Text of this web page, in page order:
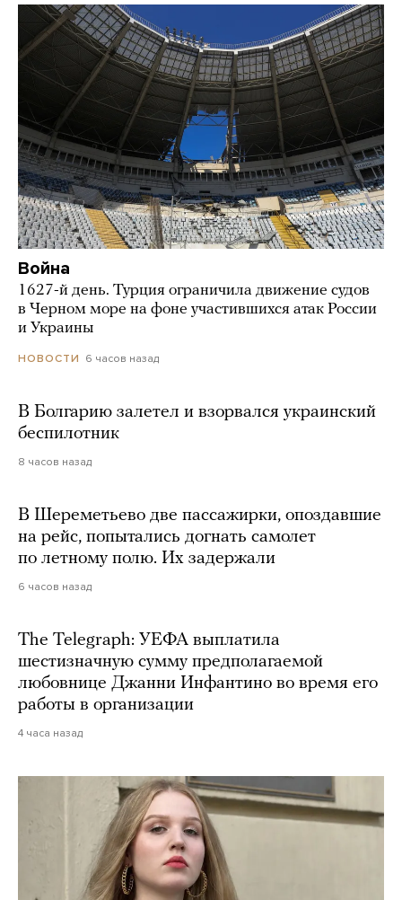
Война
1627-й день. Турция ограничила движение судов
в Черном море на фоне участившихся атак России
и Украины
НОВОСТИ 6 часов назад
В Болгарию залетел и взорвался украинский
беспилотник
8 часов назад
В Шереметьево две пассажирки, опоздавшие
на рейс, попытались догнать самолет
по летному полю. Их задержали
6 часов назад
The Telegraph: УЕФА выплатила
шестизначную сумму предполагаемой
любовнице Джанни Инфантино во время его
работы в организации
4 часа назад